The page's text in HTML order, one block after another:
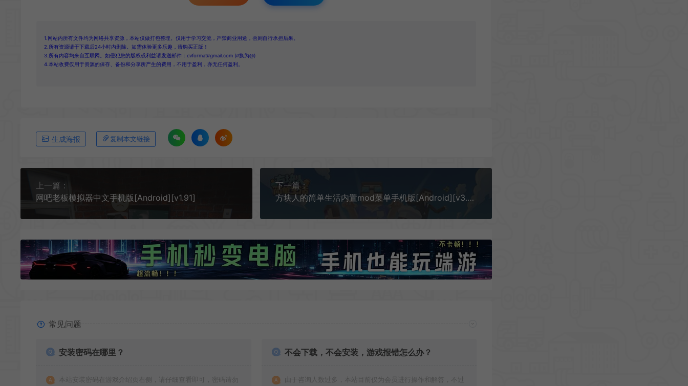
1.网站内所有文件均为网络共享资源，本站仅做打包整理。仅用于学习交流，严禁商业用途，否则自行承担后果。
2.所有资源请于下载后24小时内删除。如需体验更多乐趣，请购买正版！
3.所有内容均来自互联网。如侵犯您的版权或利益请发送邮件：cvformat#gmail.com (#换为@)
4.本站收费仅用于资源的保存、备份和分享所产生的费用，不用于盈利，亦无任何盈利。
生成海报 复制本文链接
上一篇：
网吧老板模拟器中文手机版[Android][v1.91]
下一篇：
方块人的简单生活内置mod菜单手机版[Android][v3.3.1]
常见问题
安装密码在哪里？
本站安装密码在游戏介绍页右侧，请仔细查看即可，密码请勿
不会下载，不会安装，游戏报错怎么办？
由于咨询人数过多，本站目前仅为会员进行操作和解答，不过